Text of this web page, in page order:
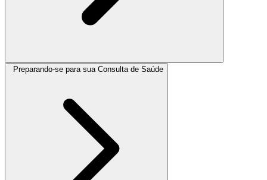
Preparando-se para sua Consulta de Saúde